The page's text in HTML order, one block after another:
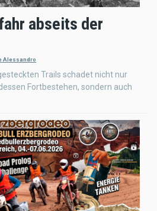
abseits der
Alessandro
Trails schadet nicht nur
Fortbestehen, sondern auch